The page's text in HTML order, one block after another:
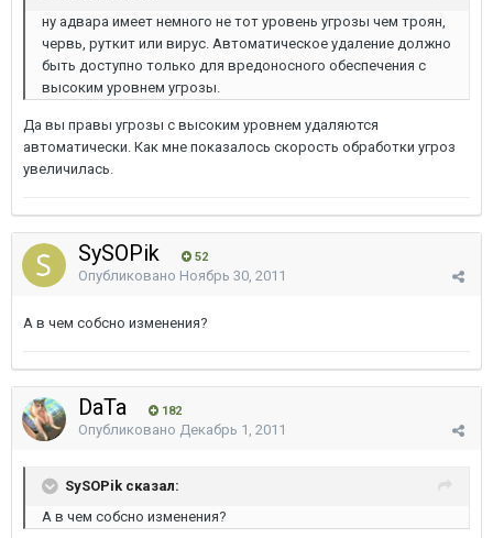
ну адвара имеет немного не тот уровень угрозы чем троян,
червь, руткит или вирус. Автоматическое удаление должно
быть доступно только для вредоносного обеспечения с
высоким уровнем угрозы.
Да вы правы угрозы с высоким уровнем удаляются
автоматически. Как мне показалось скорость обработки угроз
увеличилась.
SySOPik 52
Опубликовано Ноябрь 30, 2011
А в чем собсно изменения?
DaTa 182
Опубликовано Декабрь 1, 2011
SySOPik сказал:
А в чем собсно изменения?